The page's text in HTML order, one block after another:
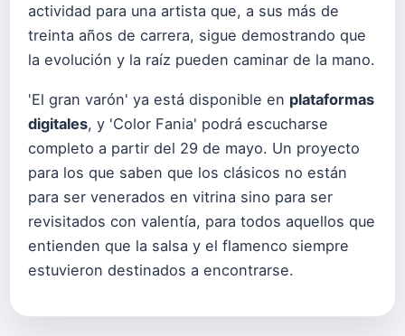
actividad para una artista que, a sus más de
treinta años de carrera, sigue demostrando que
la evolución y la raíz pueden caminar de la mano.
'El gran varón' ya está disponible en plataformas
digitales, y 'Color Fania' podrá escucharse
completo a partir del 29 de mayo. Un proyecto
para los que saben que los clásicos no están
para ser venerados en vitrina sino para ser
revisitados con valentía, para todos aquellos que
entienden que la salsa y el flamenco siempre
estuvieron destinados a encontrarse.